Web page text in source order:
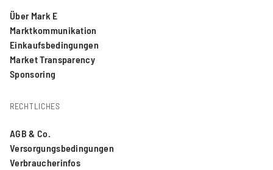
Über Mark E
Marktkommunikation
Einkaufsbedingungen
Market Transparency
Sponsoring
RECHTLICHES
AGB & Co.
Versorgungsbedingungen
Verbraucherinfos